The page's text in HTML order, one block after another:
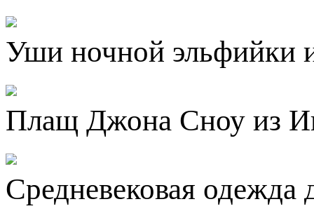
Уши ночной эльфийки
Плащ Джона Сноу из
Средневековая